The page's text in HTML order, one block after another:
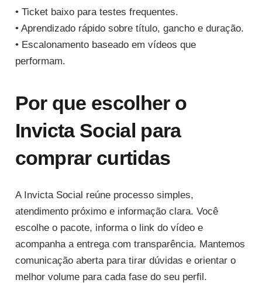
• Ticket baixo para testes frequentes.
• Aprendizado rápido sobre título, gancho e duração.
• Escalonamento baseado em vídeos que
performam.
Por que escolher o
Invicta Social para
comprar curtidas
A Invicta Social reúne processo simples,
atendimento próximo e informação clara. Você
escolhe o pacote, informa o link do vídeo e
acompanha a entrega com transparência. Mantemos
comunicação aberta para tirar dúvidas e orientar o
melhor volume para cada fase do seu perfil.